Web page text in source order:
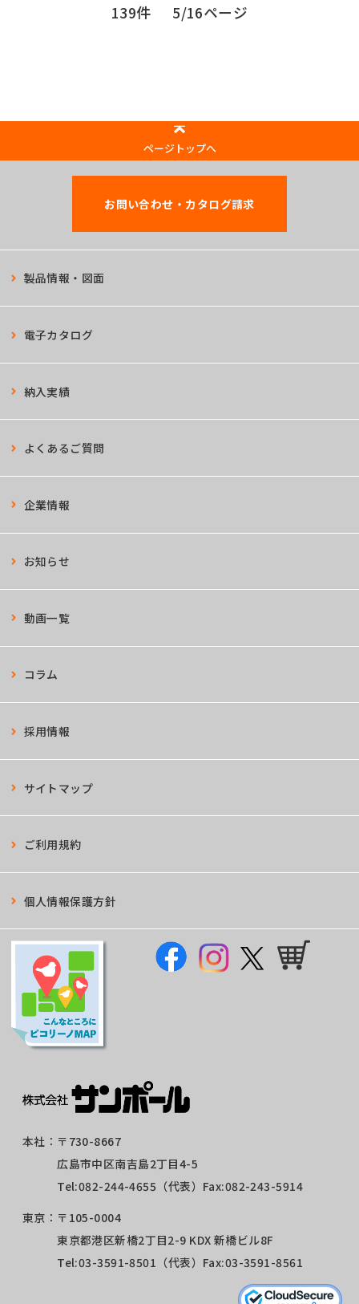
139件 5/16ページ
ページトップへ
製品情報・図面
電子カタログ
納入実績
よくあるご質問
お問い合わせ・カタログ請求
企業情報
お知らせ
動画一覧
コラム
採用情報
サイトマップ
ご利用規約
個人情報保護方針
本社： 〒730-8667
広島市中区南吉島2丁目4-5
Tel:082-244-4655 （代表）Fax:082-243-5914
東京： 〒105-0004
東京都港区新橋2丁目2-9 KDX 新橋ビル8F
Tel:03-3591-8501 （代表）Fax:03-3591-8561